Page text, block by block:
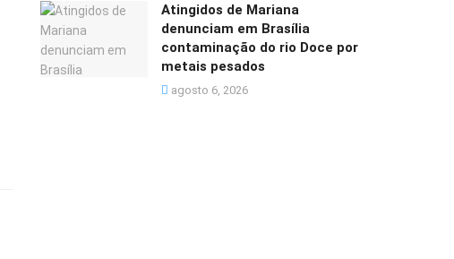
Atingidos de Mariana
denunciam em Brasília
contaminação do rio Doce por
metais pesados
agosto 6, 2026